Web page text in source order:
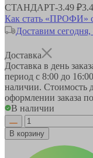
СТАНДАРТ-3.49 ₽
Как стать «ПРОФИ»
Доставим
Доставка
Доставка в день
период с 8:00 до 16:00
наличии. Стоимость
оформлении заказа
В наличии
В корзину